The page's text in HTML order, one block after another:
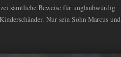
sämtliche Beweise für unglaubwürdig
Nur sein Sohn Marcus und